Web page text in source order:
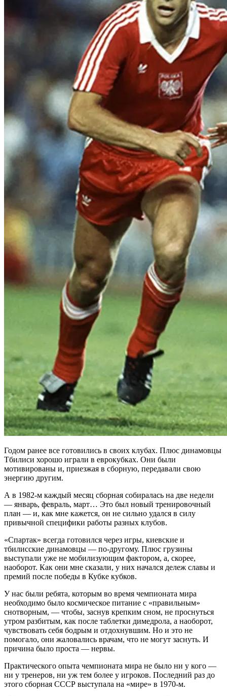
Годом ранее все готовились в своих клубах. Плюс динамовцы
Тбилиси хорошо играли в еврокубках. Они были
мотивированы и, приезжая в сборную, передавали свою
энергию другим.
А в 1982-м каждый месяц сборная собиралась на две недели
— январь, февраль, март… Это был новый тренировочный
план — и, как мне кажется, он не сильно удался в силу
привычной специфики работы разных клубов.
«Спартак» всегда готовился через игры, киевские и
тбилисские динамовцы — по-другому. Плюс грузины
выступали уже не мобилизующим фактором, а, скорее,
наоборот. Как они мне сказали, у них начался дележ славы и
премий после победы в Кубке кубков.
У нас были ребята, которым во время чемпионата мира
необходимо было космическое питание с «правильным»
снотворным, — чтобы, заснув крепким сном, не проснуться
утром разбитым, как после таблетки димедрола, а наоборот,
чувствовать себя бодрым и отдохнувшим. Но и это не
помогало, они жаловались врачам, что не могут заснуть. И
причина было проста — нервы.
Практического опыта чемпионата мира не было ни у кого —
ни у тренеров, ни уж тем более у игроков. Последний раз до
этого сборная СССР выступала на «мире» в 1970-м.